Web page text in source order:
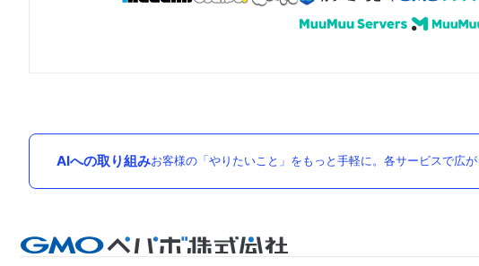
AIへの取り組みお客様の「やりたいこと」をもっと手軽に。各サービスで広